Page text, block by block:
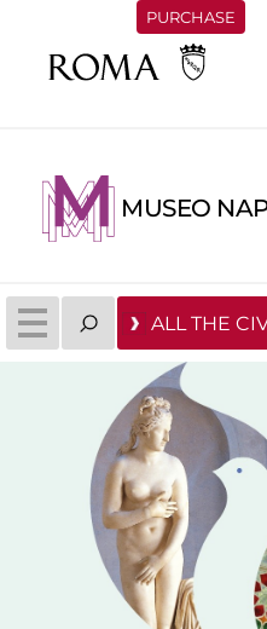
PURCHASE
MUSEO
ALL THE